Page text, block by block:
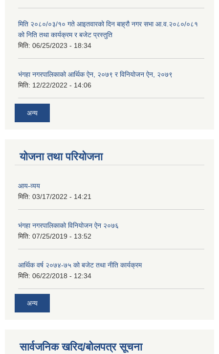
मिति २०८०/०३/१० गते आइतवारको दिन बाह्रौ नगर सभा आ.व.२०८०/०८१
को निति तथा कार्यक्रम र बजेट प्रस्तुति
मिति: 06/25/2023 - 18:34
भंगहा नगरपालिकाको आर्थिक ऐन, २०७९ र विनियोजन ऐन, २०७९
मिति: 12/22/2022 - 14:06
अन्य
योजना तथा परियोजना
आय-व्यय
मिति: 03/17/2022 - 14:21
भंगहा नगरपालिकाको विनियोजन ऐन २०७६
मिति: 07/25/2019 - 13:52
आर्थिक वर्ष २०७४-७५ को बजेट तथा नीति कार्यक्रम
मिति: 06/22/2018 - 12:34
अन्य
सार्वजनिक खरिद/बोलपत्र सूचना